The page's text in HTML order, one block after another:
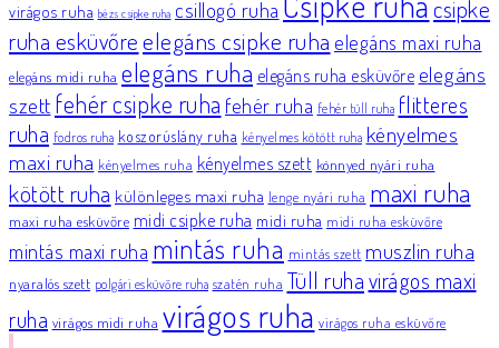
virágos ruha bézs csipke ruha csillogó ruha
csipke
ruha esküvőreelegáns csipke ruha elegáns maxi ruha
elegáns midi ruha elegáns ruha elegáns ruha esküvőre elegáns
szett fehér csipke ruha fehér ruha fehér tüll ruha flitteres
ruha fodros ruha koszorúslány ruha kényelmes kötött ruha kényelmes
maxi ruha kényelmes ruha kényelmes szett könnyed nyári ruha
kötött ruha különleges maxi ruha lenge nyári ruha maxi ruha
maxi ruha esküvőre midi csipke ruha midi ruha midi ruha esküvőre
mintás maxi ruha mintás ruha mintás szett muszlin ruha
nyaralós szett polgári esküvőre ruha szatén ruha Tüll ruhavirágos maxi
ruha virágos midi ruha virágos ruha virágos ruha esküvőre